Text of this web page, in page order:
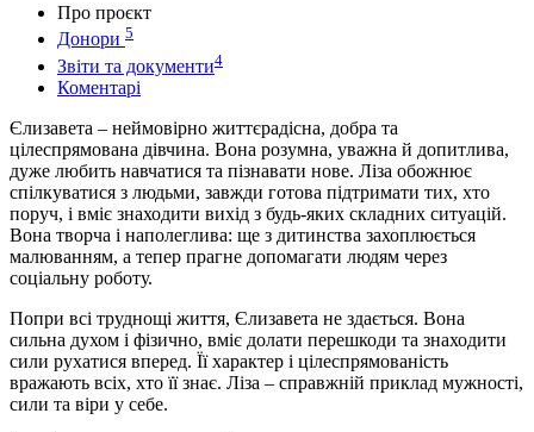
Про проєкт
Донори 5
Звіти та документи4
Коментарі
Єлизавета – неймовірно життєрадісна, добра та
цілеспрямована дівчина. Вона розумна, уважна й допитлива,
дуже любить навчатися та пізнавати нове. Ліза обожнює
спілкуватися з людьми, завжди готова підтримати тих, хто
поруч, і вміє знаходити вихід з будь-яких складних ситуацій.
Вона творча і наполеглива: ще з дитинства захоплюється
малюванням, а тепер прагне допомагати людям через
соціальну роботу.
Попри всі труднощі життя, Єлизавета не здається. Вона
сильна духом і фізично, вміє долати перешкоди та знаходити
сили рухатися вперед. Її характер і цілеспрямованість
вражають всіх, хто її знає. Ліза – справжній приклад мужності,
сили та віри у себе.